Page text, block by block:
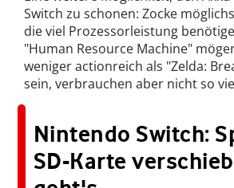
Switch zu schonen: Zocke
die viel Prozessorleistung
"Human Resource Machine"
weniger actionreich als "Zelda:
sein, verbrauchen aber nicht so
Nintendo Switch:
SD-Karte